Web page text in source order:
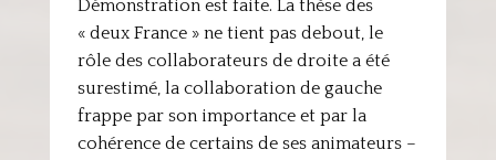
Démonstration est faite. La thèse des
« deux France » ne tient pas debout, le
rôle des collaborateurs de droite a été
surestimé, la collaboration de gauche
frappe par son importance et par la
cohérence de certains de ses animateurs –